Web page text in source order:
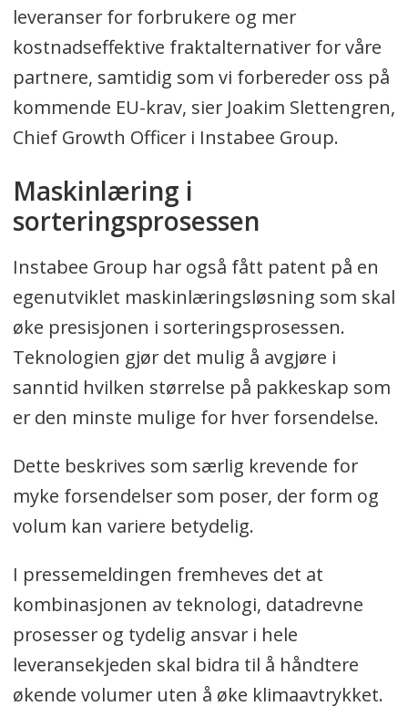
leveranser for forbrukere og mer
kostnadseffektive fraktalternativer for våre
partnere, samtidig som vi forbereder oss på
kommende EU-krav, sier Joakim Slettengren,
Chief Growth Officer i Instabee Group.
Maskinlæring i
sorteringsprosessen
Instabee Group har også fått patent på en
egenutviklet maskinlæringsløsning som skal
øke presisjonen i sorteringsprosessen.
Teknologien gjør det mulig å avgjøre i
sanntid hvilken størrelse på pakkeskap som
er den minste mulige for hver forsendelse.
Dette beskrives som særlig krevende for
myke forsendelser som poser, der form og
volum kan variere betydelig.
I pressemeldingen fremheves det at
kombinasjonen av teknologi, datadrevne
prosesser og tydelig ansvar i hele
leveransekjeden skal bidra til å håndtere
økende volumer uten å øke klimaavtrykket.